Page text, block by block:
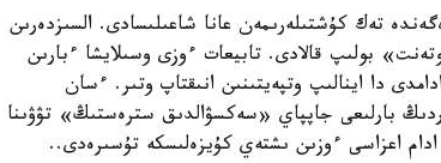
تەك كۇشتىلەرىمەن عانا شاعىلىسادى. السىزدەرىن
بولىپ قالادى. تابيعات ءوزى وسىلايشا ءبارىن
دا اينالىپ وتپەيتىنىن انىقتاپ وتىر. ءسان
بارلىعى جاپپاي «سەكسۋالدىق سترەستىڭ» تۋۋىنا
اعزاسى ءوزىن ىشتەي كۇيزەلىسكە تۇسىرەدى..